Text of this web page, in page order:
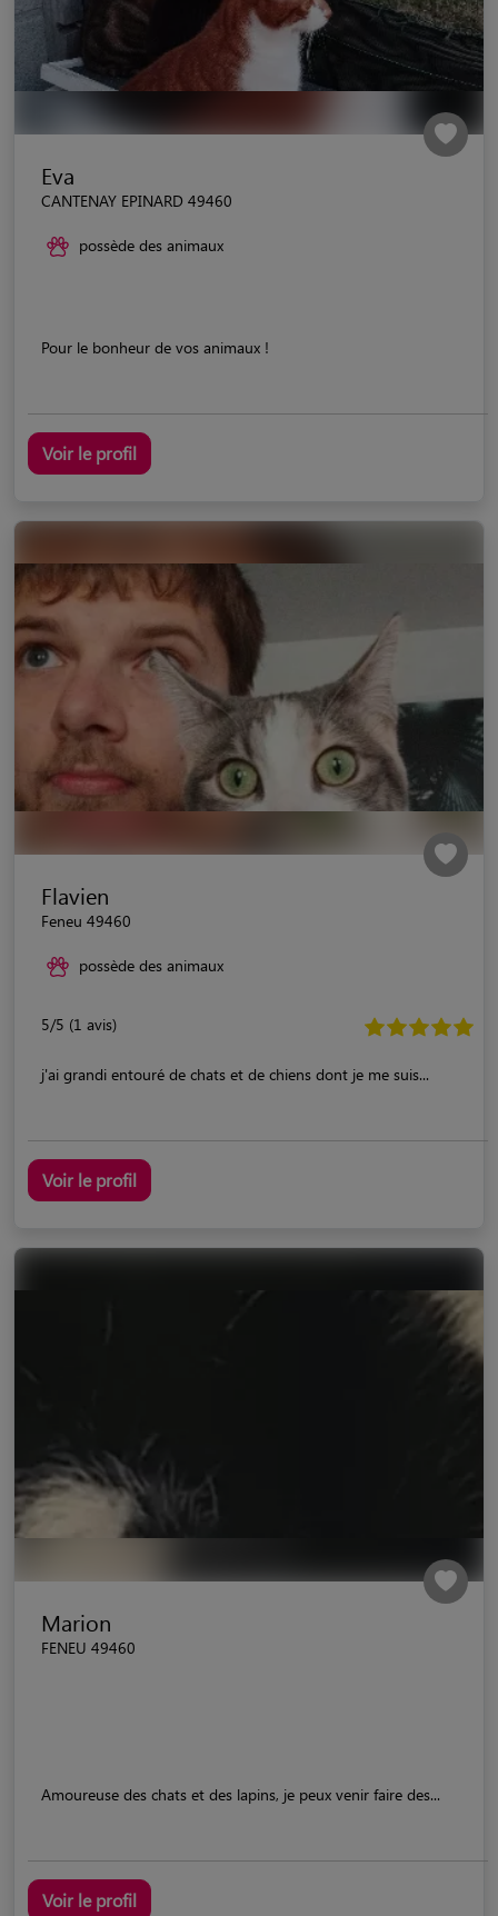
Eva
CANTENAY EPINARD 49460
possède des animaux
Pour le bonheur de vos animaux !
Voir le profil
Flavien
Feneu 49460
possède des animaux
5/5 (1 avis)
j'ai grandi entouré de chats et de chiens dont je me suis...
Voir le profil
Marion
FENEU 49460
Amoureuse des chats et des lapins, je peux venir faire des...
Voir le profil